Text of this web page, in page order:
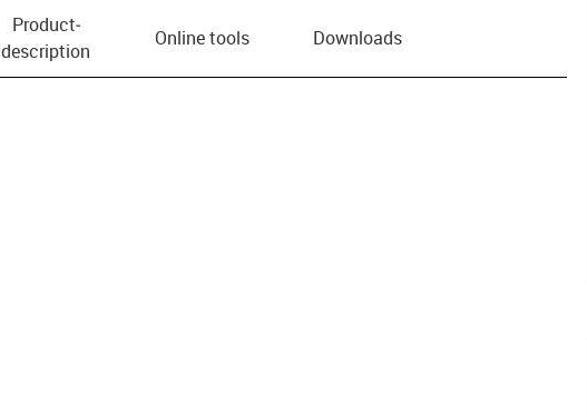
Product­
description
Online tools Downloads